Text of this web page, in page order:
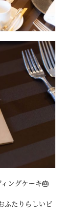
ングケーキ🎂
ふたりらしいビ